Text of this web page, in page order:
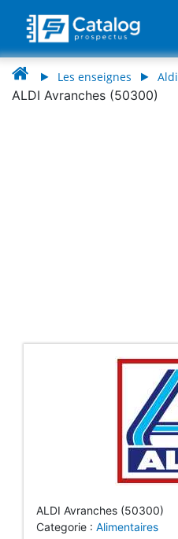
Les enseignes Aldi
ALDI Avranches (50300)
ALDI Avranches (50300)
Categorie : Alimentaires